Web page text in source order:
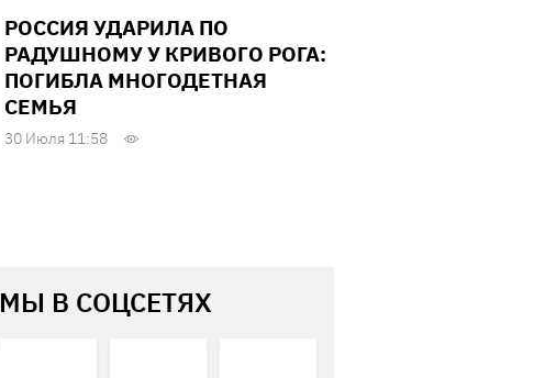
РОССИЯ УДАРИЛА ПО
РАДУШНОМУ У КРИВОГО РОГА:
ПОГИБЛА МНОГОДЕТНАЯ
СЕМЬЯ
30 Июля 11:58
МЫ В СОЦСЕТЯХ